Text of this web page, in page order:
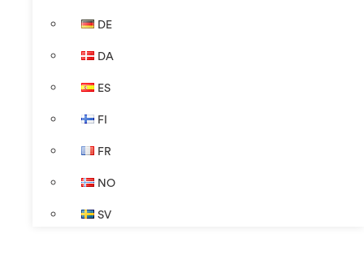
DE
DA
ES
FI
FR
NO
SV